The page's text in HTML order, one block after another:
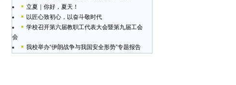
立夏｜你好，夏天！
以匠心致初心，以奋斗敬时代
学校召开第六届教职工代表大会暨第九届工会
会
我校举办“伊朗战争与我国安全形势”专题报告